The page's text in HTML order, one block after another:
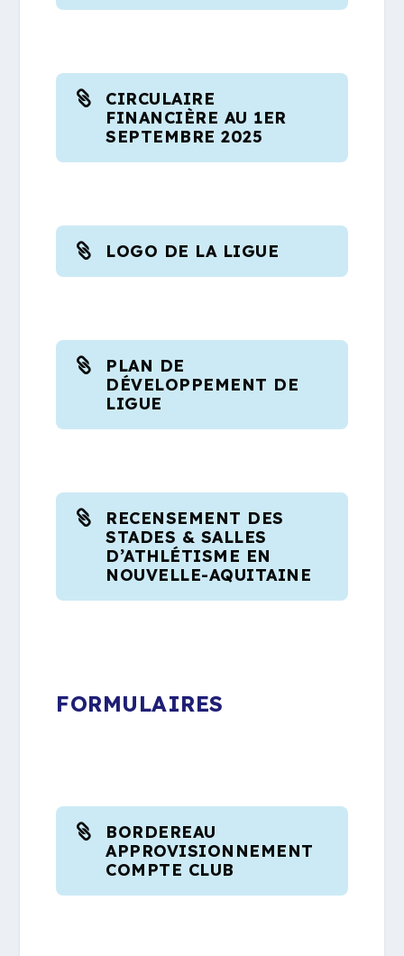
CIRCULAIRE
FINANCIÈRE AU 1ER
SEPTEMBRE 2025
LOGO DE LA LIGUE
PLAN DE
DÉVELOPPEMENT DE
LIGUE
RECENSEMENT DES
STADES & SALLES
D’ATHLÉTISME EN
NOUVELLE-AQUITAINE
FORMULAIRES
BORDEREAU
APPROVISIONNEMENT
COMPTE CLUB